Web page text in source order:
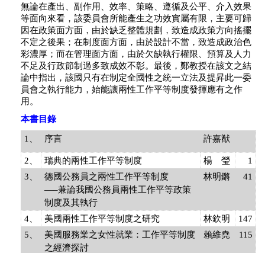
無論在產出、副作用、效率、策略、遵循及公平、介入效果
等面向來看，該委員會所能產生之功效實屬有限，主要可歸
因在政策面方面，由於缺乏整體規劃，致造成政策方向搖擺
不定之後果；在制度面方面，由於設計不當，致造成政治色
彩濃厚；而在管理面方面，由於欠缺執行權限、預算及人力
不足及行政節制過多致成效不彰。最後，鄭教授在該文之結
論中指出，該國只有在制定全國性之統一立法及提昇此一委
員會之執行能力，始能讓兩性工作平等制度發揮應有之作
用。
本書目錄
1、 序言 許嘉猷
2、 瑞典的兩性工作平等制度 楊 瑩
1
3、
德國公務員之兩性工作平等制度
—–兼論我國公務員兩性工作平等政策
制度及其執行
林明鏘 41
4、 美國兩性工作平等制度之研究 林欽明
147
5、
美國服務業之女性就業：工作平等制度
之經濟探討
賴維堯 115